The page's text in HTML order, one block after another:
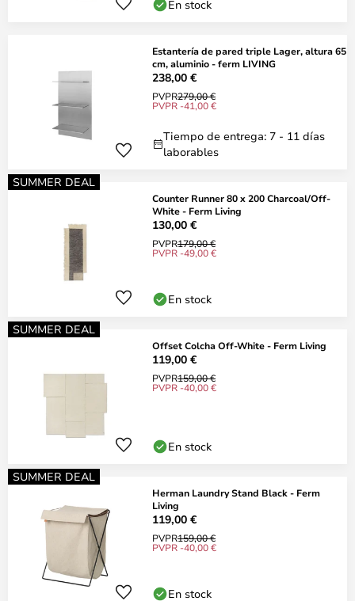
En stock
Estantería de pared triple Lager, altura 65
cm, aluminio - ferm LIVING
238,00 €
PVPR279,00 €
PVPR -41,00 €
Tiempo de entrega: 7 - 11 días
laborables
SUMMER DEAL
Counter Runner 80 x 200 Charcoal/Off-
White - Ferm Living
130,00 €
PVPR179,00 €
PVPR -49,00 €
En stock
SUMMER DEAL
Offset Colcha Off-White - Ferm Living
119,00 €
PVPR159,00 €
PVPR -40,00 €
En stock
SUMMER DEAL
Herman Laundry Stand Black - Ferm
Living
119,00 €
PVPR159,00 €
PVPR -40,00 €
En stock